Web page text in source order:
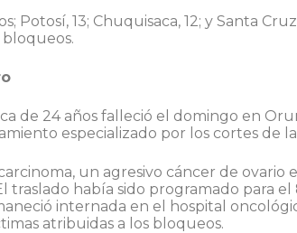
Potosí, 13; Chuquisaca, 12; y Santa
bloqueos.
de 24 años falleció el domingo en
especializado por los cortes de
un agresivo cáncer de ovario
traslado había sido programado para
internada en el hospital
atribuidas a los bloqueos.